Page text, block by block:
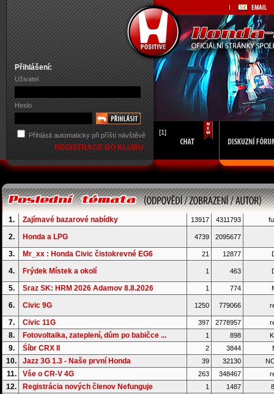
Přihlášení:
Uživatel
Heslo
Přihlásit automaticky při příští návštěvě
REGISTRACE DO KLUBU
[1]
1. Zajímavé bazarové nabídky 13917 4311793
2. Honda a LPG 4739 2095677
3. Mr_xx : Honda Civic čistokrevné EG6 21 12877
4. Frýdek Místek a okolí 1 463
5. Sraz SK: HRM 2026 Adamov 8.8.2026 1 774
6. Civic 9G 1250 779066
7. Civic 11G 397 2778957
8. Fotovoltaika, zateplení, dům po babičce ... 1 898
9. Śíbr CRX II 2 3844
10. Jazz 3G 1.3 - Naše první Honda 39 32130
11. Vše o CR-V 4G 263 348467
12. Registrácia nových členov Nefunguje 1 1487